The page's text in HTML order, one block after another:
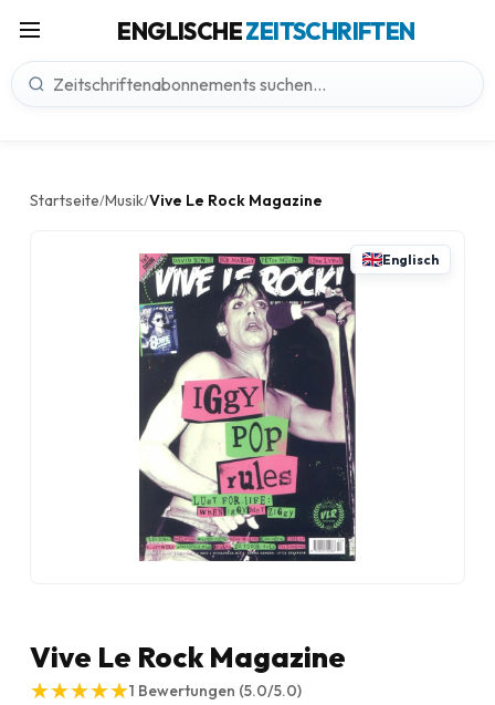
ENGLISCHEZEITSCHRIFTEN
Startseite/Musik/Vive Le Rock Magazine
Englisch
Vive Le Rock Magazine
★
★★
★★
★★
★★
★1 Bewertungen (5.0/5.0)